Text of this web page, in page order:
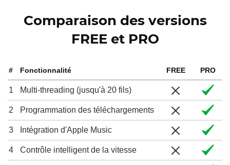
Comparaison des versions
FREE et PRO
# Fonctionnalité FREE PRO
1 Multi-threading (jusqu'à 20 fils)
2 Programmation des téléchargements
3 Intégration d'Apple Music
4 Contrôle intelligent de la vitesse